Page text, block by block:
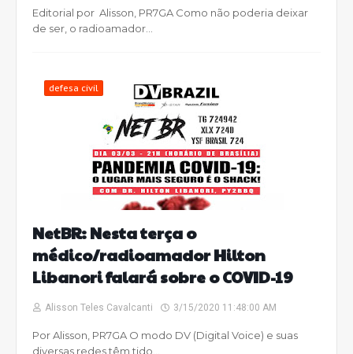
Editorial por Alisson, PR7GA Como não poderia deixar
de ser, o radioamador…
defesa civil
NetBR: Nesta terça o
médico/radioamador Hilton
Libanori falará sobre o COVID-19
Alisson Teles Cavalcanti 3/15/2020 11:48:00 AM
Por Alisson, PR7GA O modo DV (Digital Voice) e suas
diversas redes têm tido…